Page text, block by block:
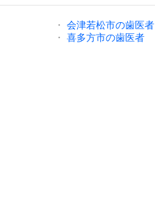
・
会津若松市の歯医者
・ 喜多方市の歯医者